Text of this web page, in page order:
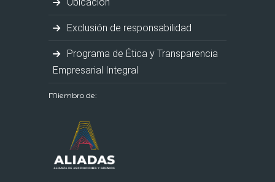
Exclusión de responsabilidad
Programa de Ética y Transparencia
Empresarial Integral
Miembro de: